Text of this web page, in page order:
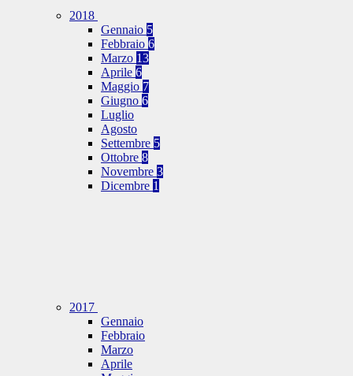
2018
Gennaio 5
Febbraio 6
Marzo 13
Aprile 6
Maggio 7
Giugno 6
Luglio
Agosto
Settembre 5
Ottobre 8
Novembre 3
Dicembre 1
2017
Gennaio
Febbraio
Marzo
Aprile